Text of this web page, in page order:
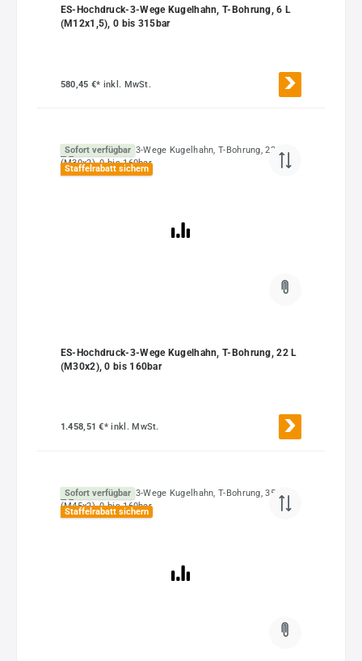
ES-Hochdruck-3-Wege Kugelhahn, T-Bohrung, 6 L
(M12x1,5), 0 bis 315bar
580,45 €* inkl. MwSt.
Sofort verfügbar
Staffelrabatt sichern
ES-Hochdruck-3-Wege Kugelhahn, T-Bohrung, 22 L
(M30x2), 0 bis 160bar
1.458,51 €*inkl. MwSt.
Sofort verfügbar
Staffelrabatt sichern